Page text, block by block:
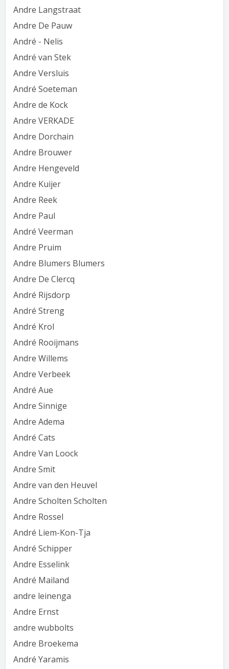
Andre Langstraat
Andre De Pauw
André - Nelis
André van Stek
Andre Versluis
André Soeteman
Andre de Kock
Andre VERKADE
Andre Dorchain
Andre Brouwer
Andre Hengeveld
Andre Kuijer
Andre Reek
Andre Paul
André Veerman
Andre Pruim
Andre Blumers Blumers
Andre De Clercq
André Rijsdorp
André Streng
André Krol
André Rooijmans
Andre Willems
Andre Verbeek
André Aue
Andre Sinnige
Andre Adema
André Cats
Andre Van Loock
Andre Smit
Andre van den Heuvel
Andre Scholten Scholten
Andre Rossel
André Liem-Kon-Tja
André Schipper
Andre Esselink
André Mailand
andre leinenga
Andre Ernst
andre wubbolts
Andre Broekema
André Yaramis